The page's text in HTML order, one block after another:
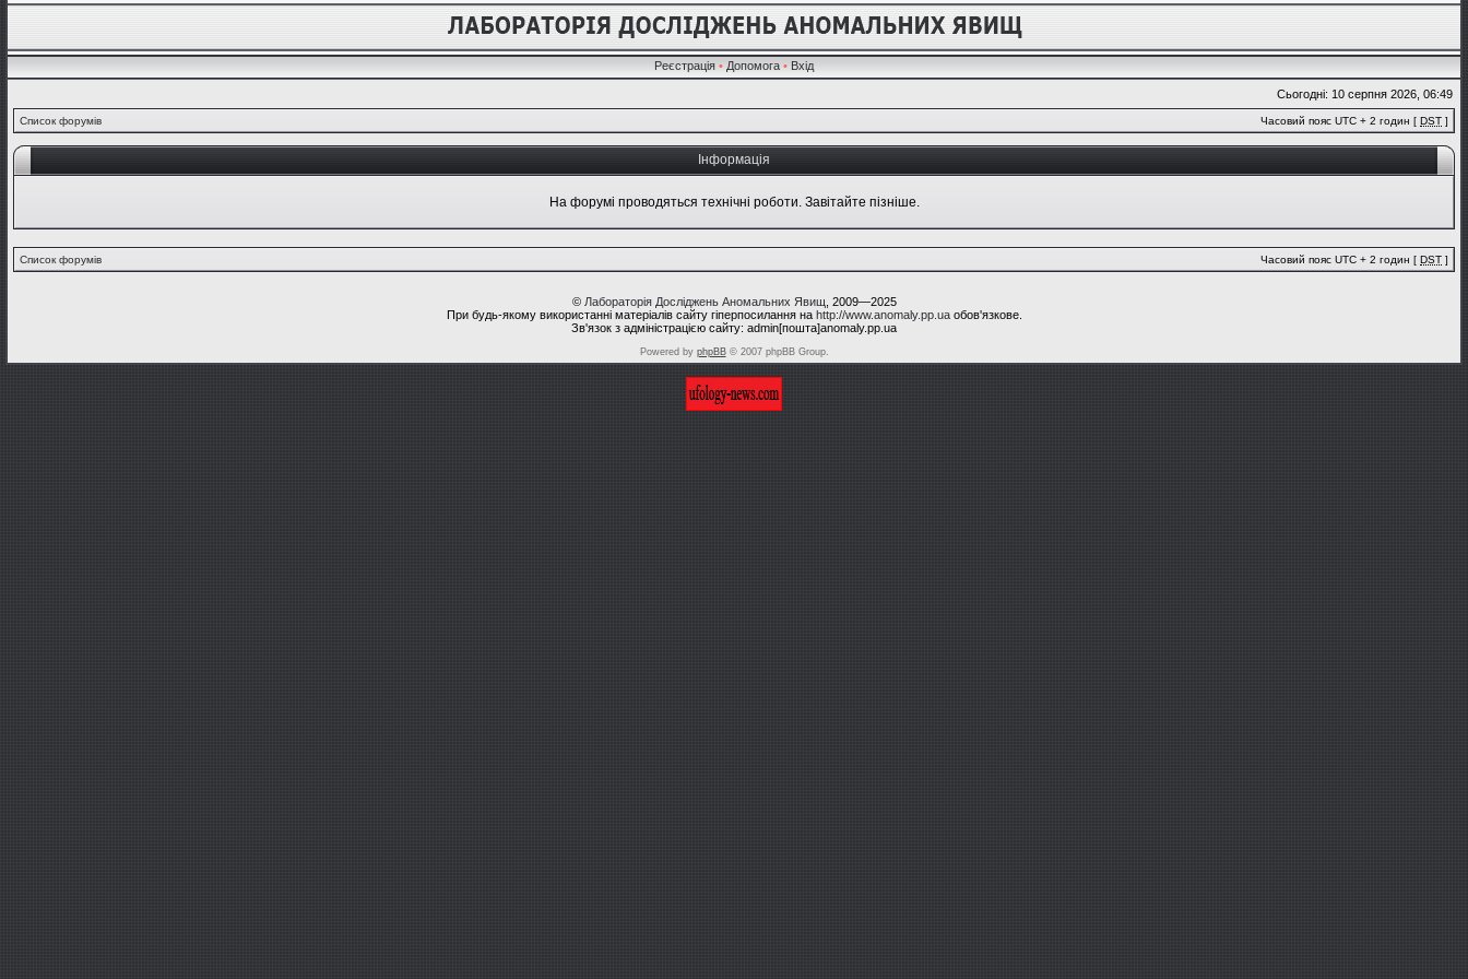
Реєстрація • Допомога • Вхід
Сьогодні: 10 серпня 2026, 06:49
Список форумів Часовий пояс UTC + 2 годин [ DST ]
Інформація
На форумі проводяться технічні роботи. Завітайте пізніше.
Список форумів Часовий пояс UTC + 2 годин [ DST ]
© Лабораторія Досліджень Аномальних Явищ , 2009—2025
При будь-якому використанні матеріалів сайту гіперпосилання на http://www.anomaly.pp.uaобов'язкове.
Зв'язок з адміністрацією сайту: admin[пошта]anomaly.pp.ua
Powered by phpBB© 2007 phpBB Group.